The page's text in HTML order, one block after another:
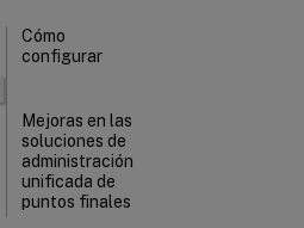
Cómo
configurar
Mejoras en las
soluciones de
administración
unificada de
puntos finales